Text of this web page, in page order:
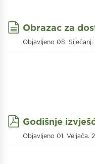
document
Obrazac za
Objavljeno 08. Siječanj.
pdf
Godišnje
Objavljeno 01. Veljača.